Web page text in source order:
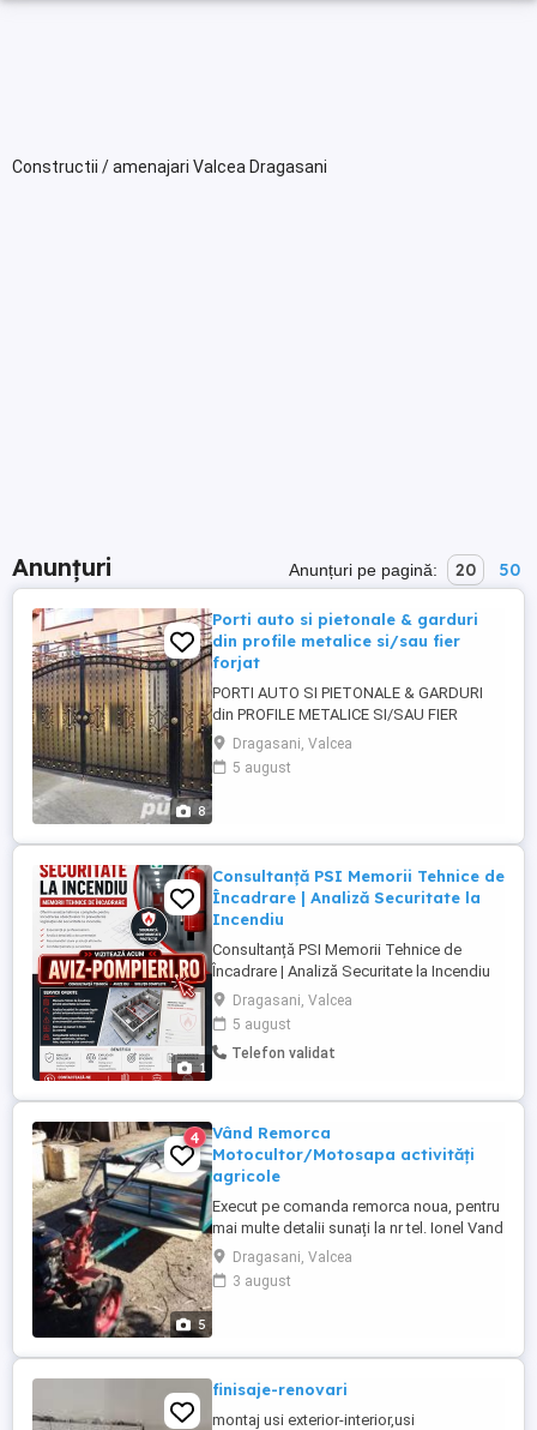
Constructii / amenajari Valcea Dragasani
Anunțuri Anunțuri pe pagină: 20 50
8
Porti auto si pietonale & garduri
din profile metalice si/sau fier
forjat
PORTI AUTO SI PIETONALE & GARDURI
din PROFILE METALICE SI/SAU FIER
FORJAT Societatea noastra
executa,comercializeaza,asigura montaj
Porti Acces Auto si Panouri gard metalice
auto si pietonale culisante (rulante) sau ...
Dragasani, Valcea
5 august
1
Consultanță PSI Memorii Tehnice de
Încadrare | Analiză Securitate la
Incendiu
Consultanță PSI Memorii Tehnice de
Încadrare | Analiză Securitate la Incendiu
Ofer servicii de consultanță tehnică privind
încadrarea construcțiilor și spațiilor în
prevederile legislației de securitate la
incendiu. Servicii oferite: Memoriu Tehnic
incendiu; Analiza ...
Dragasani, Valcea
5 august
Telefon validat
5
4
Vând Remorca
Motocultor/Motosapa activități
agricole
Execut pe comanda remorca noua, pentru
mai multe detalii sunați la nr tel. Ionel Vand
si fac remorci la comanda pentru:
Motocultor Execut si dupa client
(dimensiuni, culoare ,cupla prindere etc.)
bancheta etc. Rog ...
Dragasani, Valcea
3 august
finisaje-renovari
montaj usi exterior-interior,usi